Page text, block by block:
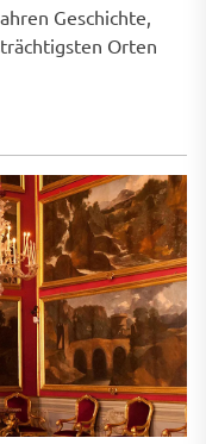
Geschichte,
Orten